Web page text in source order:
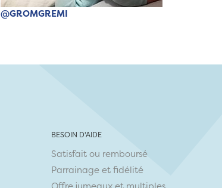
@GROMGREMI
BESOIN D'AIDE
Satisfait ou remboursé
Parrainage et fidélité